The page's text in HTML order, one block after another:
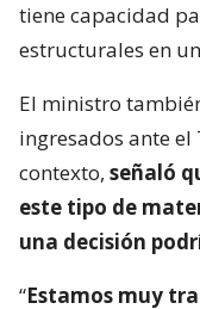
tiene capacidad
estructurales en
El ministro
ingresados ante
contexto, señaló
este tipo de
una decisión
“Estamos muy